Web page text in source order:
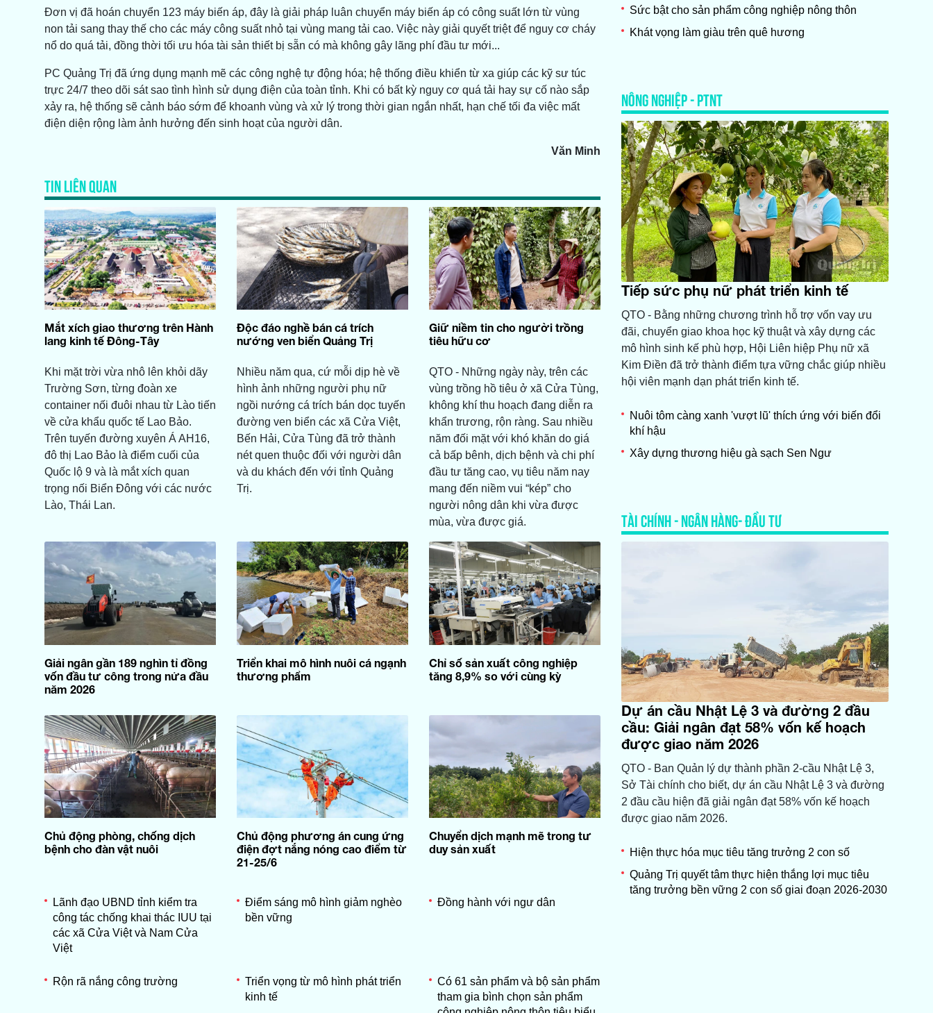
Đơn vị đã hoán chuyển 123 máy biến áp, đây là giải pháp luân chuyển máy biến áp có công suất lớn từ vùng
non tải sang thay thế cho các máy công suất nhỏ tại vùng mang tải cao. Việc này giải quyết triệt để nguy cơ cháy
nổ do quá tải, đồng thời tối ưu hóa tài sản thiết bị sẵn có mà không gây lãng phí đầu tư mới...
PC Quảng Trị đã ứng dụng mạnh mẽ các công nghệ tự động hóa; hệ thống điều khiển từ xa giúp các kỹ sư túc
trực 24/7 theo dõi sát sao tình hình sử dụng điện của toàn tỉnh. Khi có bất kỳ nguy cơ quá tải hay sự cố nào sắp
xảy ra, hệ thống sẽ cảnh báo sớm để khoanh vùng và xử lý trong thời gian ngắn nhất, hạn chế tối đa việc mất
điện diện rộng làm ảnh hưởng đến sinh hoạt của người dân.
Văn Minh
TIN LIÊN QUAN
Mắt xích giao thương trên Hành
lang kinh tế Đông-Tây
Khi mặt trời vừa nhô lên khỏi dãy
Trường Sơn, từng đoàn xe
container nối đuôi nhau từ Lào tiến
về cửa khẩu quốc tế Lao Bảo.
Trên tuyến đường xuyên Á AH16,
đô thị Lao Bảo là điểm cuối của
Quốc lộ 9 và là mắt xích quan
trọng nối Biển Đông với các nước
Lào, Thái Lan.
Độc đáo nghề bán cá trích
nướng ven biển Quảng Trị
Nhiều năm qua, cứ mỗi dịp hè về
hình ảnh những người phụ nữ
ngồi nướng cá trích bán dọc tuyến
đường ven biển các xã Cửa Việt,
Bến Hải, Cửa Tùng đã trở thành
nét quen thuộc đối với người dân
và du khách đến với tỉnh Quảng
Trị.
Giữ niềm tin cho người trồng
tiêu hữu cơ
QTO - Những ngày này, trên các
vùng trồng hồ tiêu ở xã Cửa Tùng,
không khí thu hoạch đang diễn ra
khẩn trương, rộn ràng. Sau nhiều
năm đối mặt với khó khăn do giá
cả bấp bênh, dịch bệnh và chi phí
đầu tư tăng cao, vụ tiêu năm nay
mang đến niềm vui “kép” cho
người nông dân khi vừa được
mùa, vừa được giá.
Giải ngân gần 189 nghìn tỉ đồng
vốn đầu tư công trong nửa đầu
năm 2026
Triển khai mô hình nuôi cá ngạnh
thương phẩm
Chỉ số sản xuất công nghiệp
tăng 8,9% so với cùng kỳ
Chủ động phòng, chống dịch
bệnh cho đàn vật nuôi
Chủ động phương án cung ứng
điện đợt nắng nóng cao điểm từ
21-25/6
Chuyển dịch mạnh mẽ trong tư
duy sản xuất
Lãnh đạo UBND tỉnh kiểm tra
công tác chống khai thác IUU tại
các xã Cửa Việt và Nam Cửa
Việt
Điểm sáng mô hình giảm nghèo
bền vững
Đồng hành với ngư dân
Rộn rã nắng công trường
Triển vọng từ mô hình phát triển
kinh tế
Có 61 sản phẩm và bộ sản phẩm
tham gia bình chọn sản phẩm
Sức bật cho sản phẩm công nghiệp nông thôn
Khát vọng làm giàu trên quê hương
NÔNG NGHIỆP - PTNT
Tiếp sức phụ nữ phát triển kinh tế
QTO - Bằng những chương trình hỗ trợ vốn vay ưu
đãi, chuyển giao khoa học kỹ thuật và xây dựng các
mô hình sinh kế phù hợp, Hội Liên hiệp Phụ nữ xã
Kim Điền đã trở thành điểm tựa vững chắc giúp nhiều
hội viên mạnh dạn phát triển kinh tế.
Nuôi tôm càng xanh 'vượt lũ' thích ứng với biến đổi
khí hậu
Xây dựng thương hiệu gà sạch Sen Ngư
TÀI CHÍNH - NGÂN HÀNG- ĐẦU TƯ
Dự án cầu Nhật Lệ 3 và đường 2 đầu
cầu: Giải ngân đạt 58% vốn kế hoạch
được giao năm 2026
QTO - Ban Quản lý dự thành phần 2-cầu Nhật Lệ 3,
Sở Tài chính cho biết, dự án cầu Nhật Lệ 3 và đường
2 đầu cầu hiện đã giải ngân đạt 58% vốn kế hoạch
được giao năm 2026.
Hiện thực hóa mục tiêu tăng trưởng 2 con số
Quảng Trị quyết tâm thực hiện thắng lợi mục tiêu
tăng trưởng bền vững 2 con số giai đoạn 2026-2030